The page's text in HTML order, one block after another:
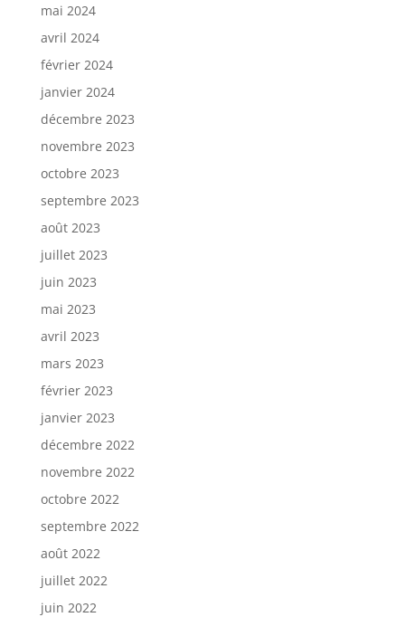
mai 2024
avril 2024
février 2024
janvier 2024
décembre 2023
novembre 2023
octobre 2023
septembre 2023
août 2023
juillet 2023
juin 2023
mai 2023
avril 2023
mars 2023
février 2023
janvier 2023
décembre 2022
novembre 2022
octobre 2022
septembre 2022
août 2022
juillet 2022
juin 2022